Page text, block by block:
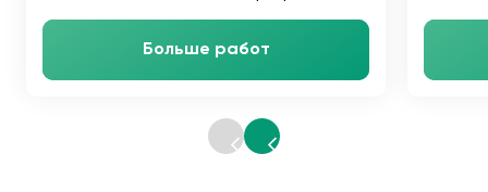
Больше работ